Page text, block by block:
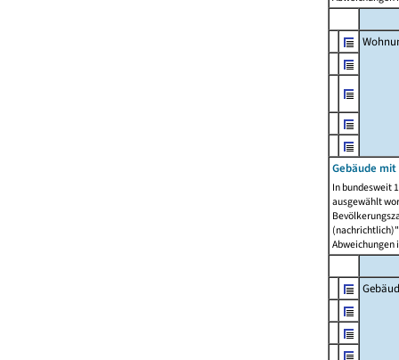
Gebäude
In bundesweit
ausgewählt
Abweichungen